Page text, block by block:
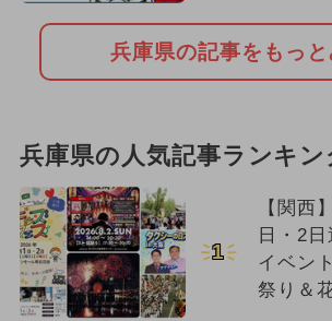
兵庫県の記事をもっと
兵庫県の人気記事ランキン
1
【関西
日・2
イベン
祭り＆